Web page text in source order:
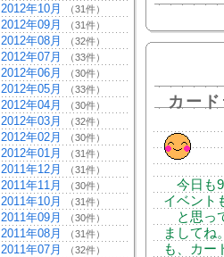
2012年10月 （31件）
2012年09月 （31件）
2012年08月 （32件）
2012年07月 （33件）
2012年06月 （30件）
2012年05月 （33件）
2012年04月 （30件）
2012年03月 （32件）
2012年02月 （30件）
2012年01月 （31件）
2011年12月 （31件）
2011年11月 （30件）
2011年10月 （31件）
2011年09月 （30件）
2011年08月 （31件）
2011年07月 （32件）
カー
今日も9
イベント
と思っ
ましてね
も、カー